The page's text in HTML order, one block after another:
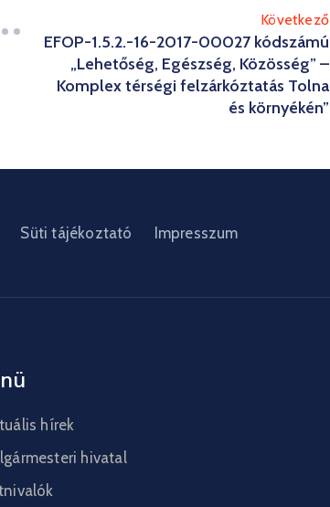
Következő
EFOP-1.5.2.-16-2017-00027 kódszámú
„Lehetőség, Egészség, Közösség” –
Komplex térségi felzárkóztatás Tolna
és környékén”
Süti tájékoztató Impresszum
hírek
hivatal